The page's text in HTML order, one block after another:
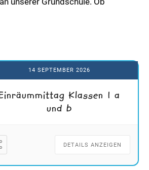
14 SEPTEMBER 2026
Klassen 1 a
und b
DETAILS ANZEIGEN